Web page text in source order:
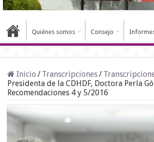
Quiénes somos Consejo
Inicio / Transcripciones/
Presidenta de la CDHDF, Doctora Perla
Recomendaciones 4 y 5/2016